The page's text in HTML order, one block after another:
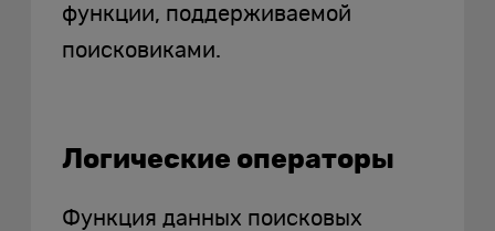
функции, поддерживаемой
поисковиками.
Логические операторы
Функция данных поисковых